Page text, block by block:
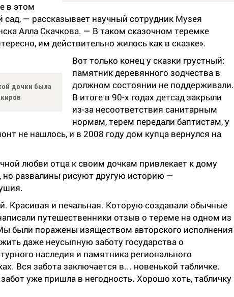
в этом
сад, — рассказывает научный сотрудник Музея
Алла Скачкова. — В таком сказочном теремке
им действительно жилось как в сказке».
дочки была
Вот только конец у сказки грустный:
памятник деревянного зодчества в
должном состоянии не поддерживали.
В итоге в 90-х годах детсад закрыли
из-за несоответствия санитарным
нормам, терем передали баптистам, у
не нашлось, и в 2008 году дом купца вернулся на
любви отца к своим дочкам привлекает к дому
но развалины рисуют другую историю —
Красивая и печальная. Которую создавали обычные
путешественники отзыв о тереме на одном из
были поражены изяществом авторского исполнения
даже неусыпную заботу государства о
наследия и памятника регионального
Вся забота заключается в... новенькой табличке.
уже пришла в негодность. Хорошо хоть, табличку